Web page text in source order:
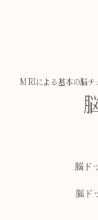
MRIによる基本の脳チ
脳ド
脳ド